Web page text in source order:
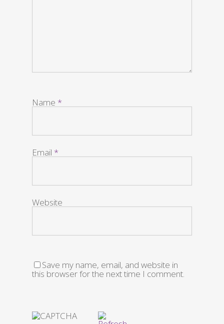
Name *
Email *
Website
Save my name, email, and website in
this browser for the next time I comment.